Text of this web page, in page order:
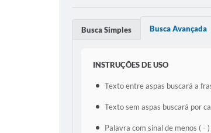
Busca Simples Busca Avançada
INSTRUÇÕES DE USO
Texto entre aspas buscará a
Texto sem aspas buscará por
Palavra com sinal de menos ( -